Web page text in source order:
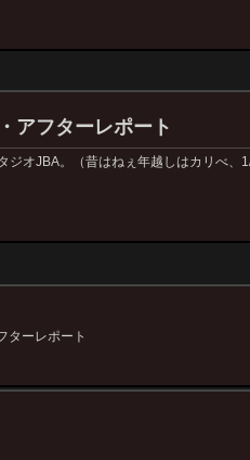
アフターレポート
オJBA。（昔はねぇ年越しはカリべ
ターレポート